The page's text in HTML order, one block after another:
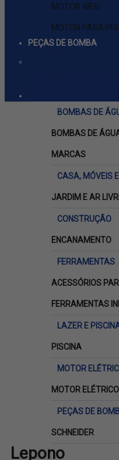
MOTOR WEG
MOTOR PARA
PEÇAS DE BOMBA
BOMBAS DE
BOMBAS DE
MARCAS
CASA, MÓVEIS
JARDIM E AR
CONSTRUÇÃO
ENCANAMENTO
FERRAMENTAS
ACESSÓRIOS
FERRAMENTAS
LAZER E
PISCINA
MOTOR
MOTOR ELÉTRICO
PEÇAS DE
SCHNEIDER
Lepono